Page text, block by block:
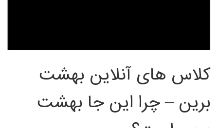
کلاس های آنلاین بهشت
برین – چرا این جا بهشت